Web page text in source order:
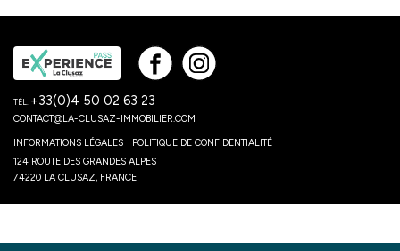
TÉL. +33(0)4 50 02 63 23
CONTACT@LA-CLUSAZ-IMMOBILIER.COM
INFORMATIONS LÉGALES
POLITIQUE DE CONFIDENTIALITÉ
124 ROUTE DES GRANDES ALPES
74220 LA CLUSAZ, FRANCE